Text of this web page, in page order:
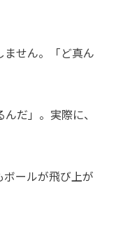
せん。「ど真ん
だ」。実際に、
ールが飛び上が